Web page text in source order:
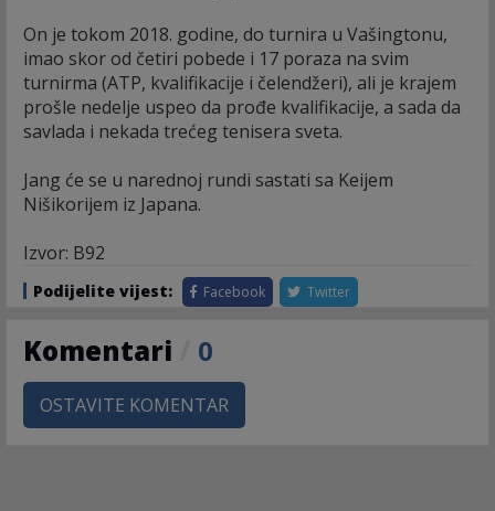
On je tokom 2018. godine, do turnira u Vašingtonu,
imao skor od četiri pobede i 17 poraza na svim
turnirma (ATP, kvalifikacije i čelendžeri), ali je krajem
prošle nedelje uspeo da prođe kvalifikacije, a sada da
savlada i nekada trećeg tenisera sveta.
Jang će se u narednoj rundi sastati sa Keijem
Nišikorijem iz Japana.
Izvor: B92
Podijelite vijest: Facebook Twitter
Komentari 0
OSTAVITE KOMENTAR